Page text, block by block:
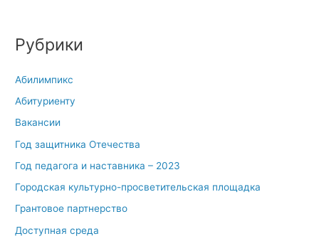
Рубрики
Абилимпикс
Абитуриенту
Вакансии
Год защитника Отечества
Год педагога и наставника – 2023
Городская культурно-просветительская площадка
Грантовое партнерство
Доступная среда